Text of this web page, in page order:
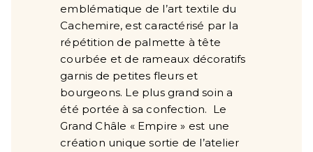
emblématique de l’art textile du
Cachemire, est caractérisé par la
répétition de palmette à tête
courbée et de rameaux décoratifs
garnis de petites fleurs et
bourgeons. Le plus grand soin a
été portée à sa confection. Le
Grand Châle « Empire » est une
création unique sortie de l’atelier